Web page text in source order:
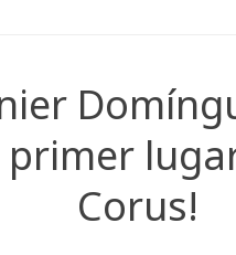
primer
Corus!